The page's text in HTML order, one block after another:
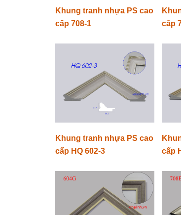
Khung tranh nhựa PS cao
cấp 708-1
cấp
Khung tranh nhựa PS cao
cấp HQ 602-3
cấp